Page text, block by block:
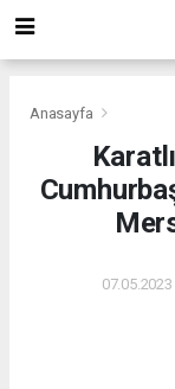
Anasayfa